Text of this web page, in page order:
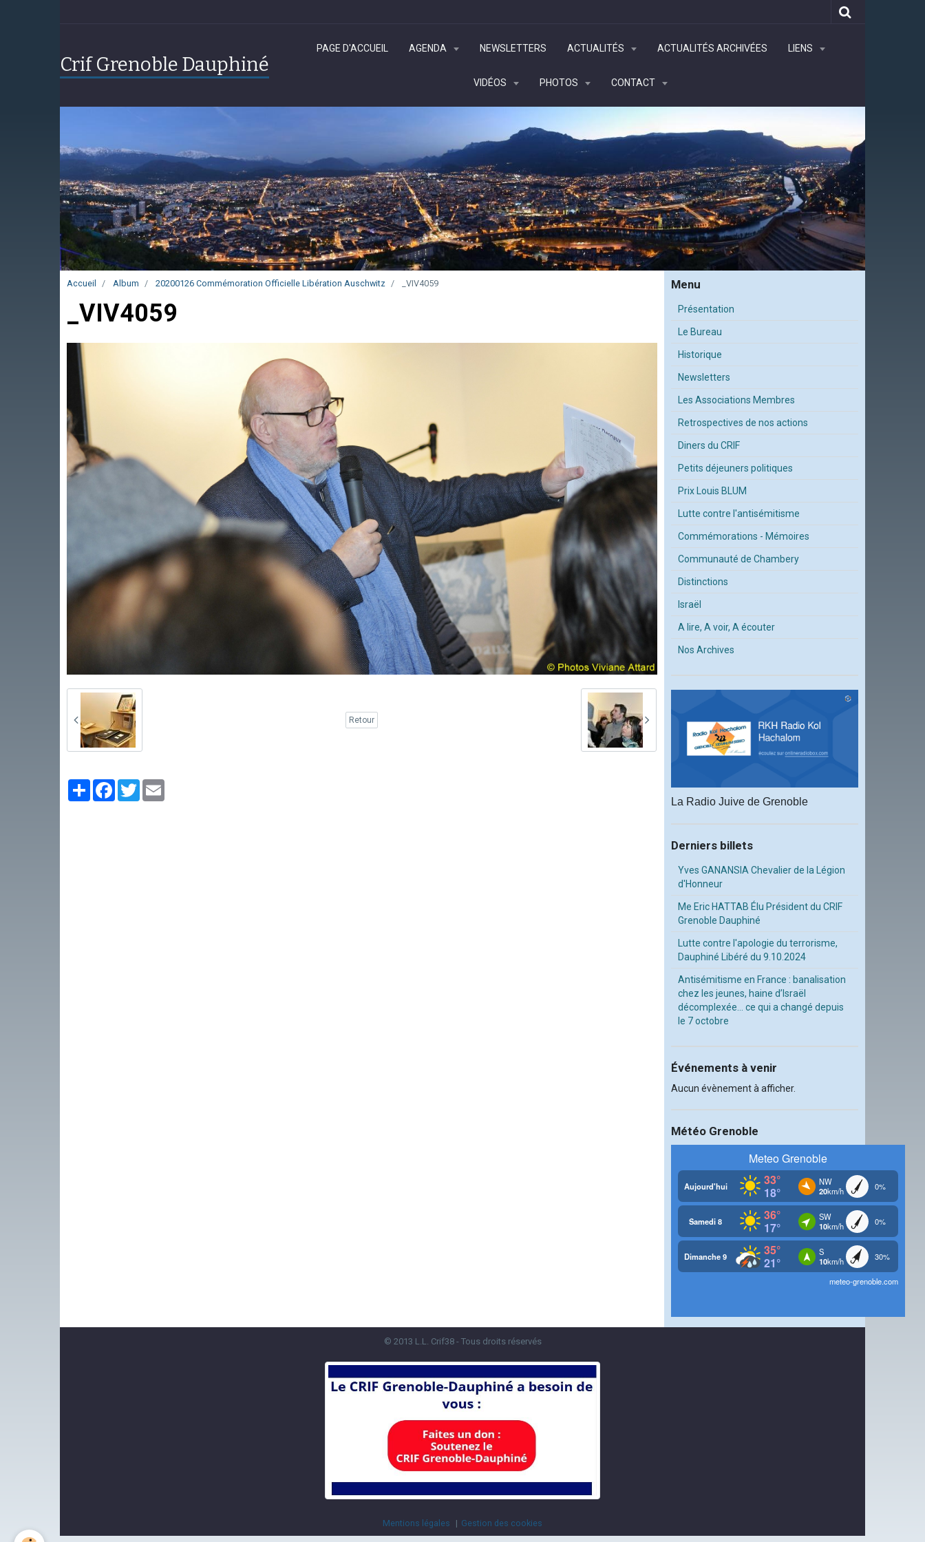
Crif Grenoble Dauphiné
PAGE D'ACCUEIL AGENDA NEWSLETTERS ACTUALITÉS ACTUALITÉS ARCHIVÉES LIENS
VIDÉOS PHOTOS CONTACT
Accueil Album 20200126 Commémoration Officielle Libération Auschwitz _VIV4059
_VIV4059
Retour
PartagerFacebook
Twitter
Menu
Présentation
Le Bureau
Historique
Newsletters
Les Associations Membres
Retrospectives de nos actions
Diners du CRIF
Petits déjeuners politiques
Prix Louis BLUM
Lutte contre l'antisémitisme
Commémorations - Mémoires
Communauté de Chambery
Distinctions
Israël
A lire, A voir, A écouter
Nos Archives
La Radio Juive de Grenoble
Derniers billets
Yves GANANSIA Chevalier de la Légion
d'Honneur
Me Eric HATTAB Élu Président du CRIF
Grenoble Dauphiné
Lutte contre l'apologie du terrorisme,
Dauphiné Libéré du 9.10.2024
Antisémitisme en France : banalisation
chez les jeunes, haine d’Israël
décomplexée… ce qui a changé depuis
le 7 octobre
Événements à venir
Aucun évènement à afficher.
Météo Grenoble
© 2013 L.L. Crif38 - Tous droits réservés
Mentions légales Gestion des cookies